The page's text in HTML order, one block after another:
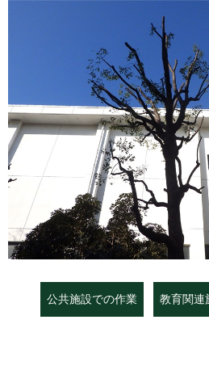
公共施設での作業 教育関連